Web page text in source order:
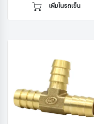
เพิ่มในรถเข็น